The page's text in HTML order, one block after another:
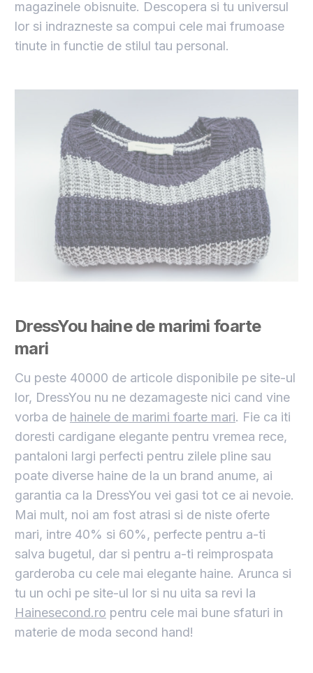
magazinele obisnuite. Descopera si tu universul
lor si indrazneste sa compui cele mai frumoase
tinute in functie de stilul tau personal.
DressYou haine de marimi foarte
mari
Cu peste 40000 de articole disponibile pe site-ul
lor, DressYou nu ne dezamageste nici cand vine
vorba de hainele de marimi foarte mari. Fie ca iti
doresti cardigane elegante pentru vremea rece,
pantaloni largi perfecti pentru zilele pline sau
poate diverse haine de la un brand anume, ai
garantia ca la DressYou vei gasi tot ce ai nevoie.
Mai mult, noi am fost atrasi si de niste oferte
mari, intre 40% si 60%, perfecte pentru a-ti
salva bugetul, dar si pentru a-ti reimprospata
garderoba cu cele mai elegante haine. Arunca si
tu un ochi pe site-ul lor si nu uita sa revi la
Hainesecond.ro pentru cele mai bune sfaturi in
materie de moda second hand!